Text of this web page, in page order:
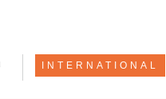
INTERNATIONAL